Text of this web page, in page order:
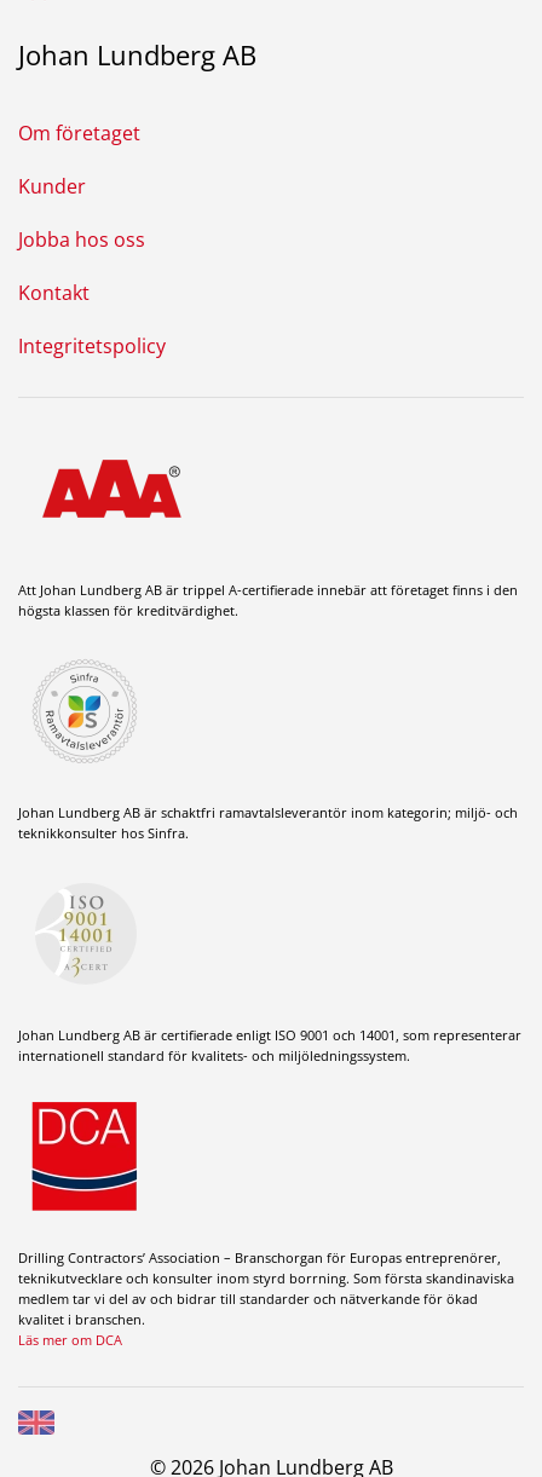
Johan Lundberg AB
Om företaget
Kunder
Jobba hos oss
Kontakt
Integritetspolicy
Att Johan Lundberg AB är trippel A-certifierade innebär att företaget finns i den
högsta klassen för kreditvärdighet.
Johan Lundberg AB är schaktfri ramavtalsleverantör inom kategorin; miljö- och
teknikkonsulter hos Sinfra.
Johan Lundberg AB är certifierade enligt ISO 9001 och 14001, som representerar
internationell standard för kvalitets- och miljöledningssystem.
Drilling Contractors’ Association – Branschorgan för Europas entreprenörer,
teknikutvecklare och konsulter inom styrd borrning. Som första skandinaviska
medlem tar vi del av och bidrar till standarder och nätverkande för ökad
kvalitet i branschen.
Läs mer om DCA
© 2026 Johan Lundberg AB